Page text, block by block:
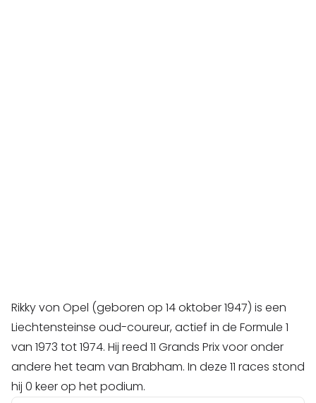
Rikky von Opel (geboren op 14 oktober 1947) is een
Liechtensteinse oud-coureur, actief in de Formule 1
van 1973 tot 1974. Hij reed 11 Grands Prix voor onder
andere het team van Brabham. In deze 11 races stond
hij 0 keer op het podium.